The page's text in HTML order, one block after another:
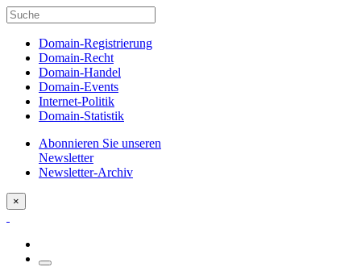
Domain-Registrierung
Domain-Recht
Domain-Handel
Domain-Events
Internet-Politik
Domain-Statistik
Abonnieren Sie unseren
Newsletter
Newsletter-Archiv
×